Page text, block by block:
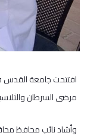
افتتحت جامعة القدس
مرضى السرطان
وأشاد نائب محافظ